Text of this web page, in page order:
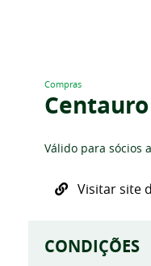
Compras
Centauro
Válido para sócios
Visitar site
CONDIÇÕES